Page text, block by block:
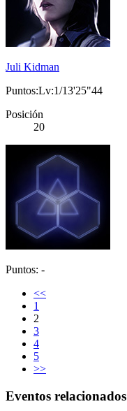
Juli Kidman
Puntos:Lv:1/13'25"44
Posición
20
Puntos: -
<<
1
2
3
4
5
>>
Eventos relacionados